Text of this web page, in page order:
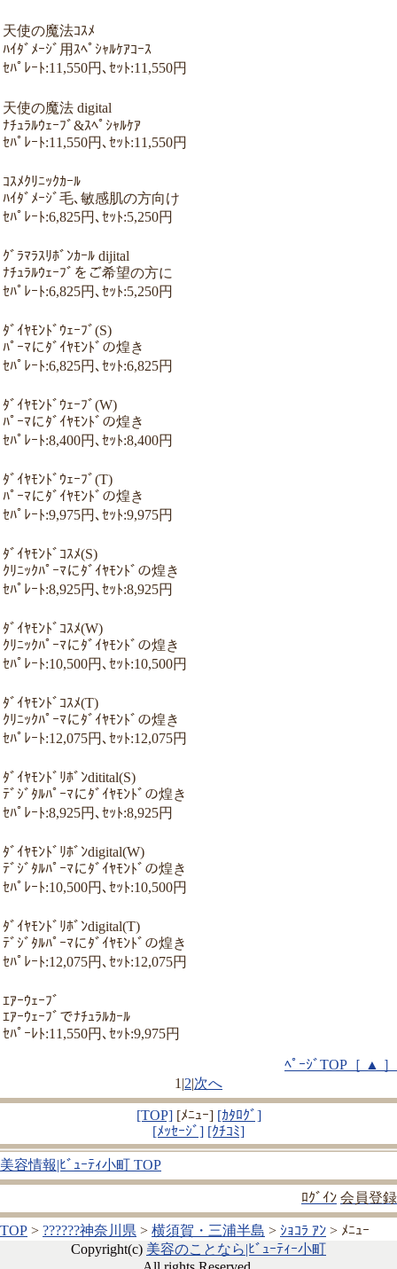
天使の魔法ｺｽﾒ
ﾊｲﾀﾞﾒｰｼﾞ用ｽﾍﾟｼｬﾙｹｱｺｰｽ
ｾﾊﾟﾚｰﾄ:11,550円､ｾｯﾄ:11,550円
天使の魔法 digital
ﾅﾁｭﾗﾙｳｪｰﾌﾞ&ｽﾍﾟｼｬﾙｹｱ
ｾﾊﾟﾚｰﾄ:11,550円､ｾｯﾄ:11,550円
ｺｽﾒｸﾘﾆｯｸｶｰﾙ
ﾊｲﾀﾞﾒｰｼﾞ毛､敏感肌の方向け
ｾﾊﾟﾚｰﾄ:6,825円､ｾｯﾄ:5,250円
ｸﾞﾗﾏﾗｽﾘﾎﾞﾝｶｰﾙ dijital
ﾅﾁｭﾗﾙｳｪｰﾌﾞをご希望の方に
ｾﾊﾟﾚｰﾄ:6,825円､ｾｯﾄ:5,250円
ﾀﾞｲﾔﾓﾝﾄﾞｳｪｰﾌﾞ(S)
ﾊﾟｰﾏにﾀﾞｲﾔﾓﾝﾄﾞの煌き
ｾﾊﾟﾚｰﾄ:6,825円､ｾｯﾄ:6,825円
ﾀﾞｲﾔﾓﾝﾄﾞｳｪｰﾌﾞ(W)
ﾊﾟｰﾏにﾀﾞｲﾔﾓﾝﾄﾞの煌き
ｾﾊﾟﾚｰﾄ:8,400円､ｾｯﾄ:8,400円
ﾀﾞｲﾔﾓﾝﾄﾞｳｪｰﾌﾞ(T)
ﾊﾟｰﾏにﾀﾞｲﾔﾓﾝﾄﾞの煌き
ｾﾊﾟﾚｰﾄ:9,975円､ｾｯﾄ:9,975円
ﾀﾞｲﾔﾓﾝﾄﾞｺｽﾒ(S)
ｸﾘﾆｯｸﾊﾟｰﾏにﾀﾞｲﾔﾓﾝﾄﾞの煌き
ｾﾊﾟﾚｰﾄ:8,925円､ｾｯﾄ:8,925円
ﾀﾞｲﾔﾓﾝﾄﾞｺｽﾒ(W)
ｸﾘﾆｯｸﾊﾟｰﾏにﾀﾞｲﾔﾓﾝﾄﾞの煌き
ｾﾊﾟﾚｰﾄ:10,500円､ｾｯﾄ:10,500円
ﾀﾞｲﾔﾓﾝﾄﾞｺｽﾒ(T)
ｸﾘﾆｯｸﾊﾟｰﾏにﾀﾞｲﾔﾓﾝﾄﾞの煌き
ｾﾊﾟﾚｰﾄ:12,075円､ｾｯﾄ:12,075円
ﾀﾞｲﾔﾓﾝﾄﾞﾘﾎﾞﾝditital(S)
ﾃﾞｼﾞﾀﾙﾊﾟｰﾏにﾀﾞｲﾔﾓﾝﾄﾞの煌き
ｾﾊﾟﾚｰﾄ:8,925円､ｾｯﾄ:8,925円
ﾀﾞｲﾔﾓﾝﾄﾞﾘﾎﾞﾝdigital(W)
ﾃﾞｼﾞﾀﾙﾊﾟｰﾏにﾀﾞｲﾔﾓﾝﾄﾞの煌き
ｾﾊﾟﾚｰﾄ:10,500円､ｾｯﾄ:10,500円
ﾀﾞｲﾔﾓﾝﾄﾞﾘﾎﾞﾝdigital(T)
ﾃﾞｼﾞﾀﾙﾊﾟｰﾏにﾀﾞｲﾔﾓﾝﾄﾞの煌き
ｾﾊﾟﾚｰﾄ:12,075円､ｾｯﾄ:12,075円
ｴｱｰｳｪｰﾌﾞ
ｴｱｰｳｪｰﾌﾞでﾅﾁｭﾗﾙｶｰﾙ
ｾﾊﾟｰﾚﾄ:11,550円､ｾｯﾄ:9,975円
ﾍﾟｰｼﾞTOP［ ▲ ］
1 2 次へ
[TOP][ﾒﾆｭｰ] [ｶﾀﾛｸﾞ]
[ﾒｯｾｰｼﾞ] [ｸﾁｺﾐ]
美容情報|ﾋﾞｭｰﾃｨ小町 TOP
ﾛｸﾞｲﾝ 会員登録
TOP > ??????神奈川県 > 横須賀・三浦半島 > ｼｮｺﾗ ｱﾝ > ﾒﾆｭｰ
Copyright(c) 美容のことなら|ﾋﾞｭｰﾃｨｰ小町